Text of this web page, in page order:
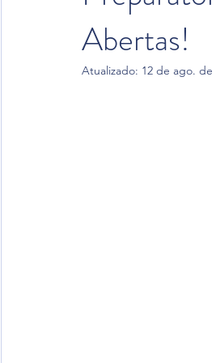
Abertas!
Atualizado: 12 de ago. de